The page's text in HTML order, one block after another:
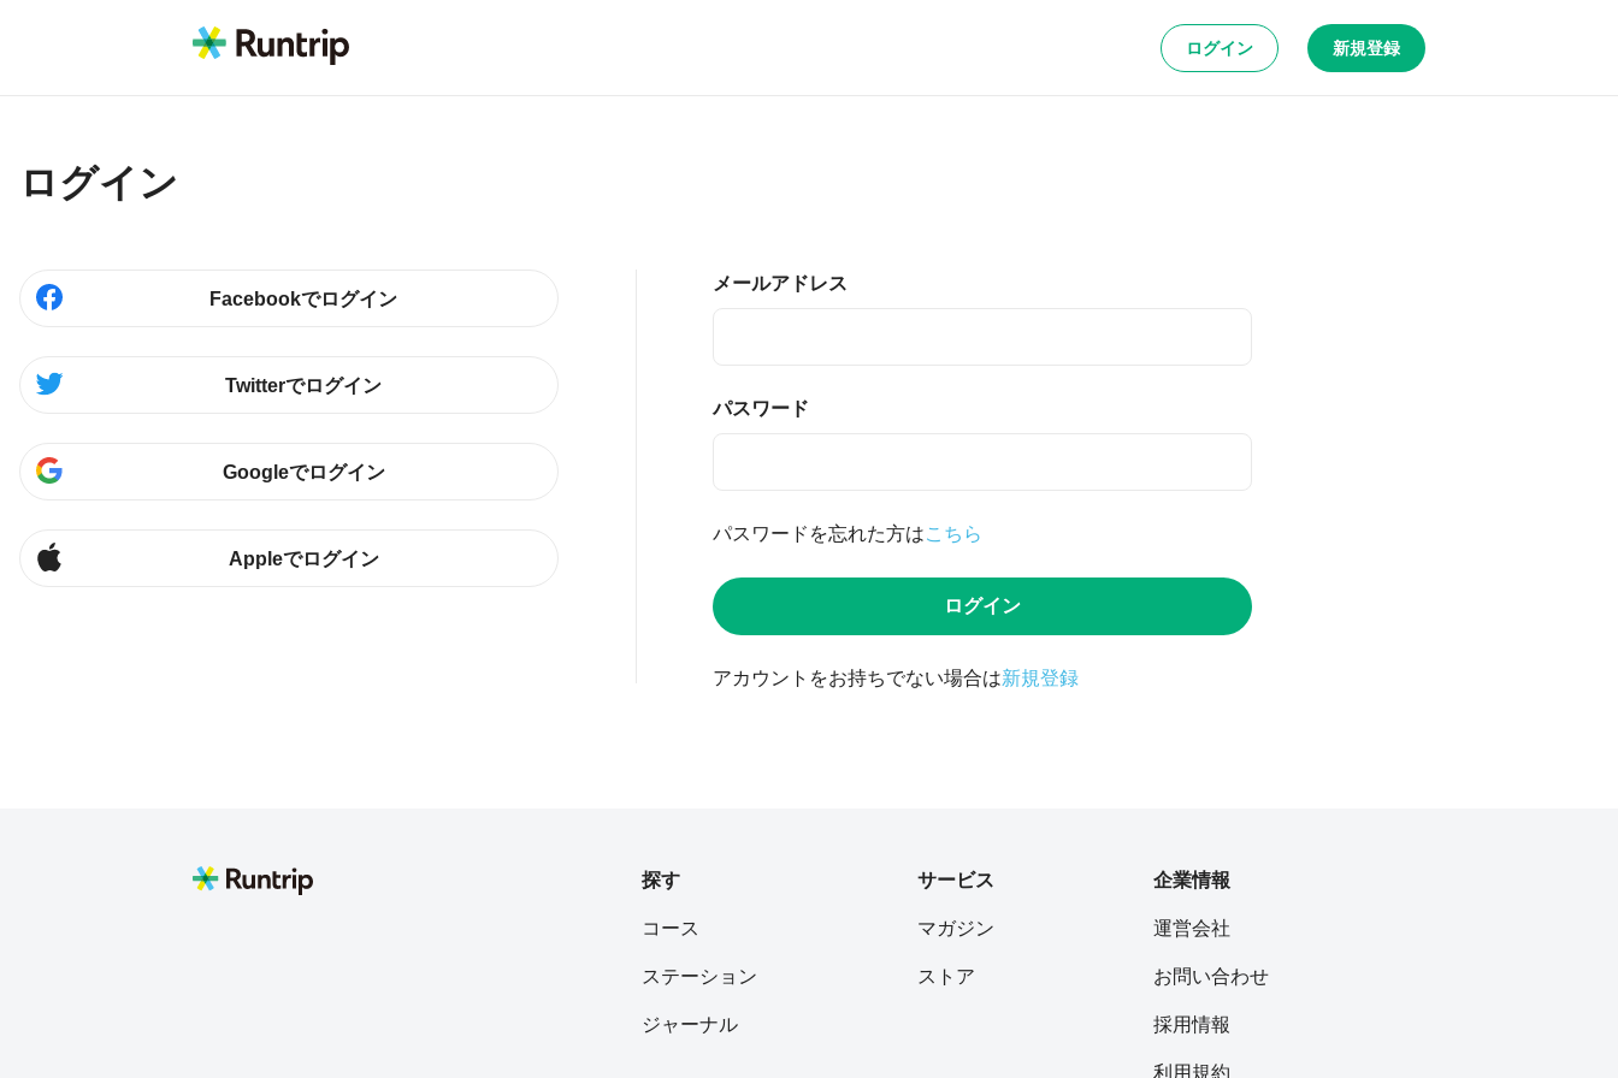
ログイン 新規登録
ログイン
Facebookでログイン
Twitterでログイン
Googleでログイン
Appleでログイン
メールアドレス
パスワード
パスワードを忘れた方はこちら
ログイン
アカウントをお持ちでない場合は新規登録
探す
コース
ステーション
ジャーナル
サービス
マガジン
ストア
企業情報
運営会社
お問い合わせ
採用情報
利用規約